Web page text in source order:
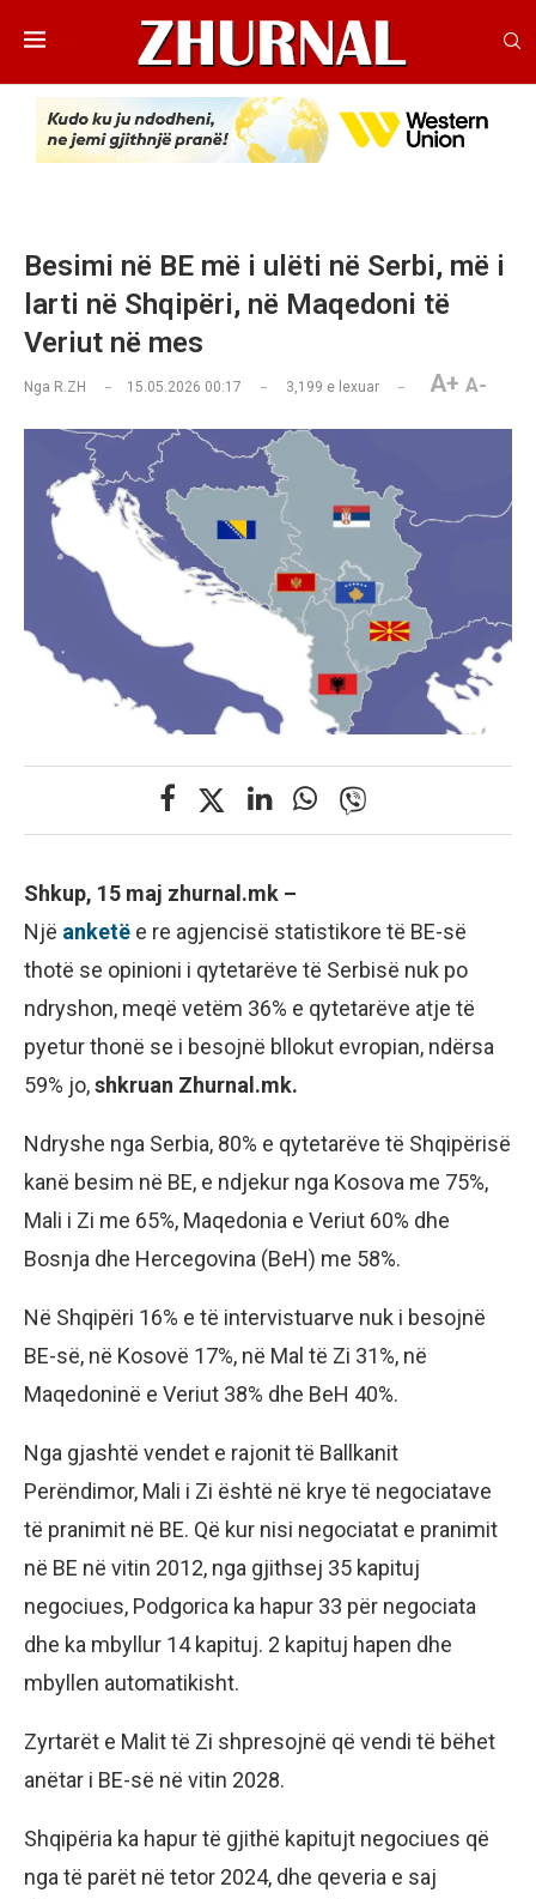
Besimi në BE më i ulëti në Serbi, më i
larti në Shqipëri, në Maqedoni të
Veriut në mes
Nga R.ZH 15.05.2026 00:17 3,199 e lexuar A+ A-
Shkup, 15 maj zhurnal.mk –
Një anketë e re agjencisë statistikore të BE-së
thotë se opinioni i qytetarëve të Serbisë nuk po
ndryshon, meqë vetëm 36% e qytetarëve atje të
pyetur thonë se i besojnë bllokut evropian, ndërsa
59% jo,shkruan Zhurnal.mk.
Ndryshe nga Serbia, 80% e qytetarëve të Shqipërisë
kanë besim në BE, e ndjekur nga Kosova me 75%,
Mali i Zi me 65%, Maqedonia e Veriut 60% dhe
Bosnja dhe Hercegovina (BeH) me 58%.
Në Shqipëri 16% e të intervistuarve nuk i besojnë
BE-së, në Kosovë 17%, në Mal të Zi 31%, në
Maqedoninë e Veriut 38% dhe BeH 40%.
Nga gjashtë vendet e rajonit të Ballkanit
Perëndimor, Mali i Zi është në krye të negociatave
të pranimit në BE. Që kur nisi negociatat e pranimit
në BE në vitin 2012, nga gjithsej 35 kapituj
negociues, Podgorica ka hapur 33 për negociata
dhe ka mbyllur 14 kapituj. 2 kapituj hapen dhe
mbyllen automatikisht.
Zyrtarët e Malit të Zi shpresojnë që vendi të bëhet
anëtar i BE-së në vitin 2028.
Shqipëria ka hapur të gjithë kapitujt negociues që
nga të parët në tetor 2024, dhe qeveria e saj